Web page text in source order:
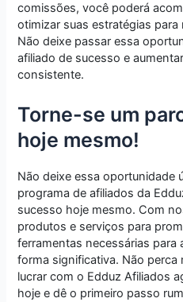
comissões, você poderá
otimizar suas estratégias
Não deixe passar essa
afiliado de sucesso e
consistente.
Torne-se um
hoje mesmo!
Não deixe essa oportunidade
programa de afiliados da
sucesso hoje mesmo. Com
produtos e serviços para
ferramentas necessárias para
forma significativa. Não perca
lucrar com o Edduz Afiliados
hoje e dê o primeiro passo